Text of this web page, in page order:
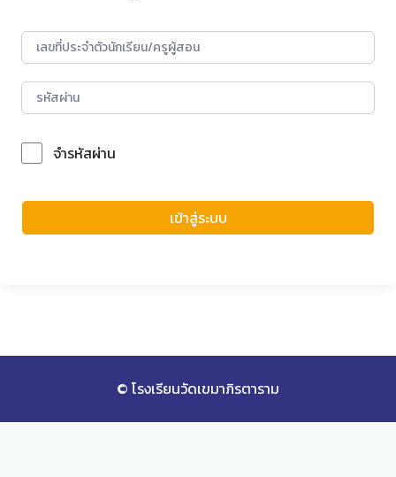
จำรหัสผ่าน
เข้าสู่ระบบ
© โรงเรียนวัดเขมาภิรตาราม